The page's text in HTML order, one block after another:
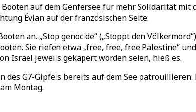
auf dem Genfersee für mehr Solidarität
Évian auf der französischen Seite.
an. „Stop genocide“ („Stoppt den
Sie riefen etwa „free, free, free Palestine“
Israel jeweils gekapert worden seien, hieß es.
G7-Gipfels bereits auf dem See
Montag.